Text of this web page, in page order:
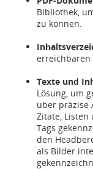
Bibliothek,
zu können.
erreichbaren
Texte und
Lösung, um
über präzise
Zitate, Listen
Tags
den
als Bilder